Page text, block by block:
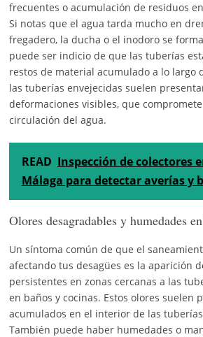
frecuentes o acumulación de residuos
Si notas que el agua tarda mucho en
fregadero, la ducha o el inodoro se
puede ser indicio de que las tuberías
restos de material acumulado a lo largo
las tuberías envejecidas suelen
deformaciones visibles, que
circulación del agua.
READ Inspección de colectores
Málaga para detectar averías y
Olores desagradables y humedades
Un síntoma común de que el
afectando tus desagües es la aparición
persistentes en zonas cercanas a las
en baños y cocinas. Estos olores suelen
acumulados en el interior de las
También puede haber humedades o